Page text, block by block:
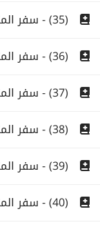
(35) - سفر المزامير الاصحاح الخامس والثلاثون
(36) - سفر المزامير الاصحاح السادس والثلاثون
(37) - سفر المزامير الاصحاح السابع والثلاثون
(38) - سفر المزامير الاصحاح الثامن والثلاثون
(39) - سفر المزامير الاصحاح التاسع والثلاثون
(40) - سفر المزامير الاصحاح الاربعون